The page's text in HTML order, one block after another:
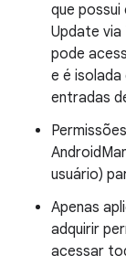
que possui
Update via
pode
e é
entradas
usuário)
Apenas
adquirir
acessar